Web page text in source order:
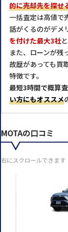
的に売却先を探せ
一括査定は高値で
話がくるのがデメ
を付けた最大3社
また、ローンが残
故歴があっても買
特徴です。
最短3時間で概算
い方にもオススメ
MOTAの口コミ
右にスクロールできます